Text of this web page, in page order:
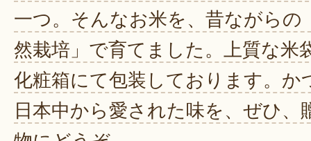
一つ。そんなお米を、昔ながらの
然栽培」で育てました。上質な米
化粧箱にて包装しております。か
日本中から愛された味を、ぜひ、